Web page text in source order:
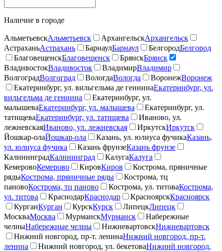
Наличие в городе
АльметьевскАльметьевск АрхангельскАрхангельск
АстраханьАстрахань БарнаулБарнаул БелгородБелгород
БлаговещенскБлаговещенск БрянскБрянск
ВладивостокВладивосток ВладимирВладимир
ВолгоградВолгоград ВологдаВологда ВоронежВоронеж
Екатеринбург, ул. вильгельма де геннинаЕкатеринбург, ул.
вильгельма де геннина
Екатеринбург, ул.
малышеваЕкатеринбург, ул. малышева
Екатеринбург, ул.
татищеваЕкатеринбург, ул. татищева
Иваново, ул.
лежневскаяИваново, ул. лежневская ИркутскИркутск
Йошкар-олаЙошкар-ола Казань, ул. юлиуса фучикаКазань,
ул. юлиуса фучика
Казань фрунзеКазань фрунзе
КалининградКалининград КалугаКалуга
КемеровоКемерово КировКиров
Кострома, пряничные
рядыКострома, пряничные ряды
Кострома, тц
пановоКострома, тц паново Кострома, ул. титоваКострома,
ул. титова
КраснодарКраснодар КрасноярскКрасноярск
КурганКурган КурскКурск ЛипецкЛипецк
МоскваМосква МурманскМурманск
Набережные
челныНабережные челны НижневартовскНижневартовск
Нижний новгород, пр-т. ленинаНижний новгород, пр-т.
ленина
Нижний новгород, ул. бекетоваНижний новгород,